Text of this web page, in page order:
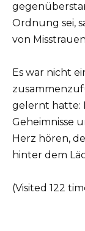
Ordnung sei,
von
Es war nicht
gelernt hatte:
Geheimnisse
Herz hören,
hinter dem
(Visited 122